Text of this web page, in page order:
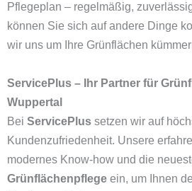
Pflegeplan – regelmäßig,
können Sie sich auf andere Dinge
wir uns um Ihre Grünflächen
ServicePlus – Ihr Partner für
Wuppertal
Bei ServicePlus setzen wir auf
Kundenzufriedenheit. Unsere
modernes Know-how und die
Grünflächenpflege ein, um Ihnen